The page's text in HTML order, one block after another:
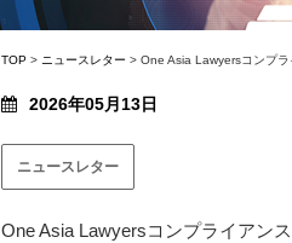
TOP > ニュースレター > One Asia Lawyersコンプラ
2026年05月13日
ニュースレター
One Asia Lawyersコンプライアン